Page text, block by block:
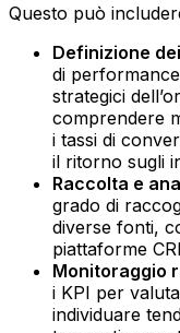
Questo può
Definizione
di
strategici
comprendere
i tassi di
il ritorno sugli
Raccolta e
grado di
diverse fonti,
piattaforme
Monitoraggio
i KPI per
individuare